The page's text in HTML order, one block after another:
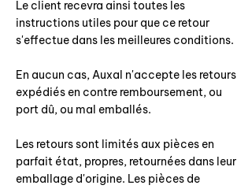
Le client recevra ainsi toutes les
instructions utiles pour que ce retour
s'effectue dans les meilleures conditions.
En aucun cas, Auxal n'accepte les retours
expédiés en contre remboursement, ou
port dû, ou mal emballés.
Les retours sont limités aux pièces en
parfait état, propres, retournées dans leur
emballage d'origine. Les pièces de